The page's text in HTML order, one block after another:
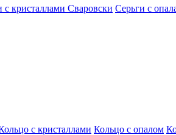
с кристаллами Сваровски Серьги с
с кристаллами Кольцо с опалом